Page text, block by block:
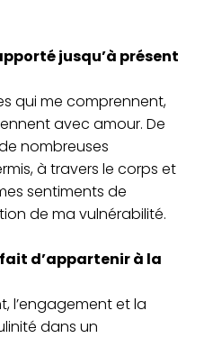
jusqu’à présent
qui me comprennent,
avec amour. De
nombreuses
à travers le corps et
sentiments de
de ma vulnérabilité.
d’appartenir à la
l’engagement et la
dans un